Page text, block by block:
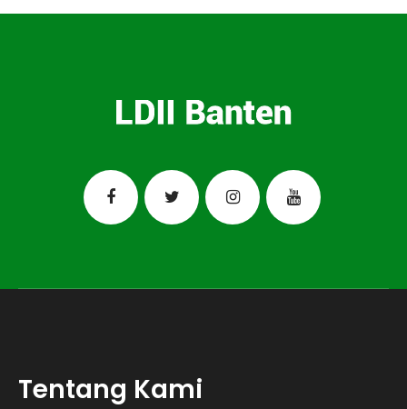
Tentang Kami